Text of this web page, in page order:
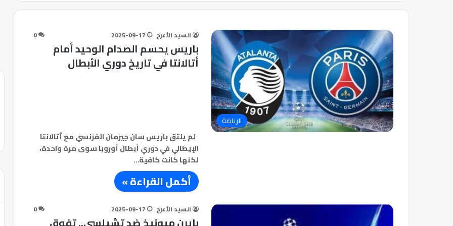
الرياضة
السيد الأعرج 2025-09-17
0
باريس يحسم الصدام الوحيد أمام
أتالانتا في تاريخ دوري الأبطال
لم يلتقِ باريس سان جيرمان الفرنسي مع أتالانتا
الإيطالي في دوري أبطال أوروبا سوى مرة واحدة،
لكنها كانت كافية…
أكمل القراءة »
السيد الأعرج 2025-09-17
0